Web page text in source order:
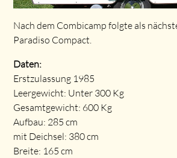
Nach dem Combicamp folgte als
Paradiso Compact.
Daten:
Erstzulassung 1985
Leergewicht: Unter 300 Kg
Gesamtgewicht: 600 Kg
Aufbau: 285 cm
mit Deichsel: 380 cm
Breite: 165 cm